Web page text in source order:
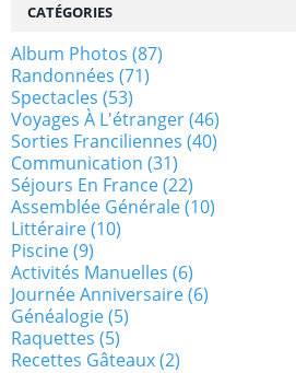
CATÉGORIES
Album Photos (87)
Randonnées (71)
Spectacles (53)
Voyages À L'étranger(46)
Sorties Franciliennes (40)
Communication (31)
Séjours En France(22)
Assemblée Générale(10)
Littéraire(10)
Piscine(9)
Activités Manuelles (6)
Journée Anniversaire(6)
Généalogie(5)
Raquettes (5)
Recettes Gâteaux(2)